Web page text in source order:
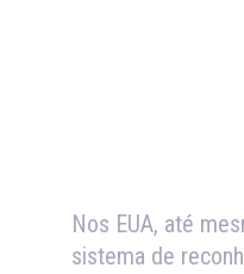
Nos EUA, até
sistema de